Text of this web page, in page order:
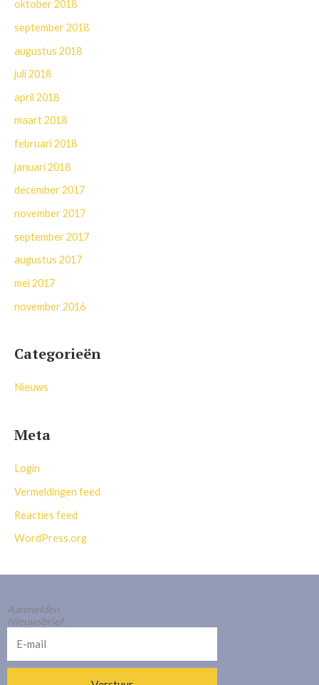
oktober 2018
september 2018
augustus 2018
juli 2018
april 2018
maart 2018
februari 2018
januari 2018
december 2017
november 2017
september 2017
augustus 2017
mei 2017
november 2016
Categorieën
Nieuws
Meta
Login
Vermeldingen feed
Reacties feed
WordPress.org
Aanmelden
Nieuwsbrief
mail